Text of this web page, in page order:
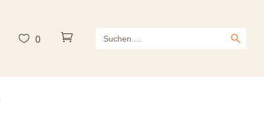
 0  Search
for:
Search Button